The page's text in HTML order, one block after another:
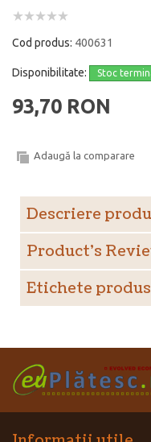
Cod produs: 400631
Disponibilitate: Stoc
93,70 RON
Adaugă la comparare
Descriere
Product's
Etichete